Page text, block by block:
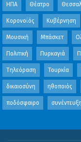
ΗΠΑ Θέατρο
Κορονοϊός Κυβέρνηση
Μουσική Μπάσκετ
Πολιτική Πυρκαγιά
Τηλεόραση Τουρκία
δικαιοσύνη ηθοποιός
ποδόσφαιρο συνέντευξη